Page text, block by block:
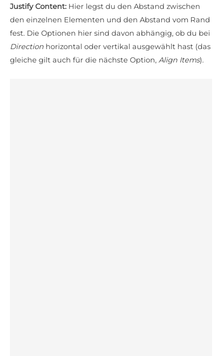
Justify Content: Hier legst du den Abstand zwischen
den einzelnen Elementen und den Abstand vom Rand
fest. Die Optionen hier sind davon abhängig, ob du bei
Direction horizontal oder vertikal ausgewählt hast (das
gleiche gilt auch für die nächste Option, Align Items).